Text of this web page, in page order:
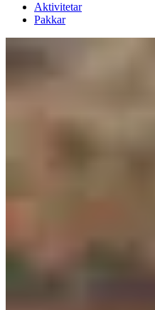
Aktivitetar
Pakkar